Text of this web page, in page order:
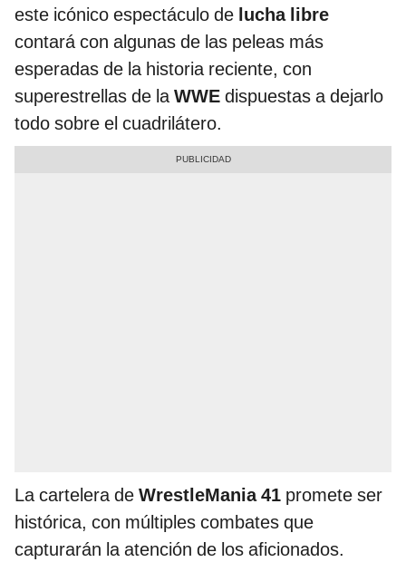
este icónico espectáculo de lucha libre
contará con algunas de las peleas más
esperadas de la historia reciente, con
superestrellas de laWWE dispuestas a dejarlo
todo sobre el cuadrilátero.
La cartelera de WrestleMania 41 promete ser
histórica, con múltiples combates que
capturarán la atención de los aficionados.